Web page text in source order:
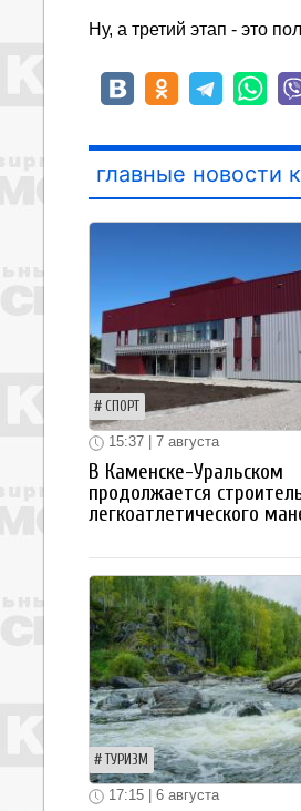
Ну, а третий этап - это
главные новости
СПОРТ
15:37 | 7 августа
В Каменске-Уральском
продолжается
легкоатлетического
ТУРИЗМ
17:15 | 6 августа